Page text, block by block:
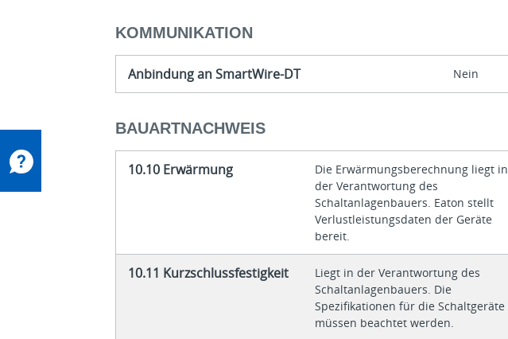
KOMMUNIKATION
Anbindung an SmartWire-DT Nein
BAUARTNACHWEIS
10.10 Erwärmung
Die Erwärmungsberechnung liegt in
der Verantwortung des
Schaltanlagenbauers. Eaton stellt
Verlustleistungsdaten der Geräte
bereit.
10.11 Kurzschlussfestigkeit
Liegt in der Verantwortung des
Schaltanlagenbauers. Die
Spezifikationen für die Schaltgeräte
müssen beachtet werden.